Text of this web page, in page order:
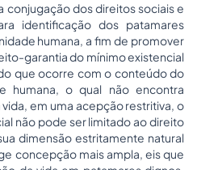
conjugação dos direitos sociais e
identificação dos patamares
humana, a fim de promover
garantia do mínimo existencial
que ocorre com o conteúdo do
humana, o qual não encontra
em uma acepção restritiva, o
não pode ser limitado ao direito
dimensão estritamente natural
concepção mais ampla, eis que